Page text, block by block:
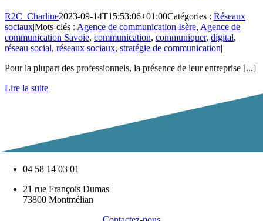
R2C_Charline2023-09-14T15:53:06+01:00Catégories : Réseaux
sociaux|Mots-clés : Agence de communication Isère, Agence de
communication Savoie, communication, communiquer, digital,
réseau social, réseaux sociaux, stratégie de communication|
Pour la plupart des professionnels, la présence de leur entreprise [...]
Lire la suite
04 58 14 03 01
21 rue François Dumas
73800 Montmélian